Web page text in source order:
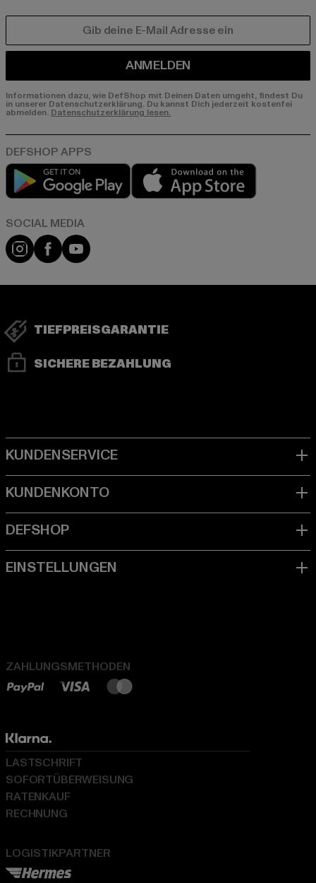
ANMELDEN
Informationen dazu, wie DefShop mit Deinen Daten umgeht, findest Du
in unserer Datenschutzerklärung. Du kannst Dich jederzeit kostenfei
abmelden. Datenschutzerklärung lesen.
Play market
Instagram
FacebookYouTube
TIEFPREISGARANTIE
SICHERE BEZAHLUNG
ZAHLUNGSMETHODEN
LOGISTIKPARTNER
LASTSCHRIFT
SOFORTÜBERWEISUNG
RATENKAUF
RECHNUNG